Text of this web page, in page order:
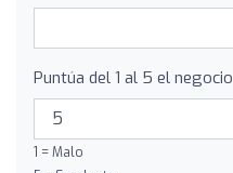
Puntúa del 1 al 5 el negocio
1 = Malo